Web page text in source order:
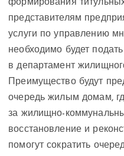
формирования
представителям
услуги по управлению
необходимо будет
в департамент
Преимущество будут
очередь жилым домам,
за жилищно-
восстановление и
помогут сократить